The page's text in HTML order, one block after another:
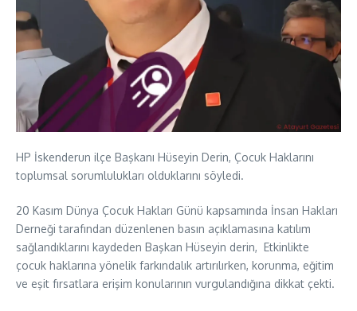
HP İskenderun ilçe Başkanı Hüseyin Derin, Çocuk Haklarını
toplumsal sorumlulukları olduklarını söyledi.
20 Kasım Dünya Çocuk Hakları Günü kapsamında İnsan Hakları
Derneği tarafından düzenlenen basın açıklamasına katılım
sağlandıklarını kaydeden Başkan Hüseyin derin, Etkinlikte
çocuk haklarına yönelik farkındalık artırılırken, korunma, eğitim
ve eşit fırsatlara erişim konularının vurgulandığına dikkat çekti.